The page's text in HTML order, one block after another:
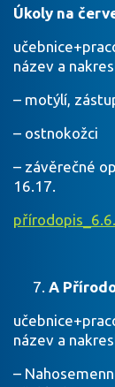
Úkoly na
název a
– motýlí,
–
– závěrečné
16.17.
A
název a
–